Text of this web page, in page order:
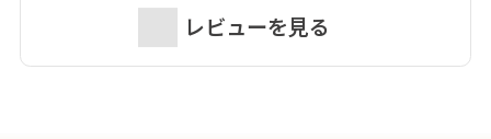
レビューを見る